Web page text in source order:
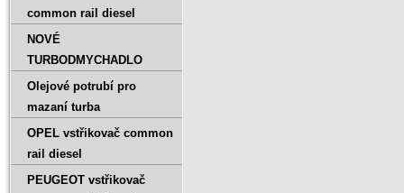
common rail diesel
NOVÉ
TURBODMYCHADLO
Olejové potrubí pro
mazaní turba
OPEL vstřikovač common
rail diesel
PEUGEOT vstřikovač